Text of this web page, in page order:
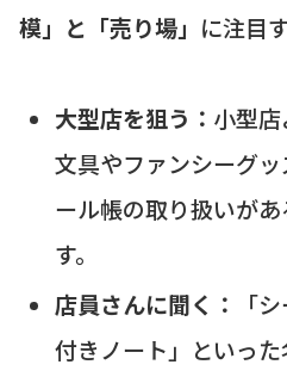
模」と「売り場」 に注目
大型店を狙う： 小型店
文具やファンシーグ
ール帳の取り扱いが
す。
店員さんに聞く：
「
付きノート」といっ